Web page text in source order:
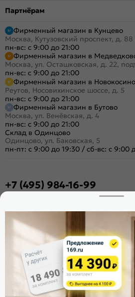
Партнёрам
Фирменный магазин в Кунцево
Москва, Кутузовский проспект, д. 88
пн-вс: с 9:00 до 21:00
Фирменный магазин в
Москва, ул. Осташковская, д. 22,
пн-вс: с 9:00 до 21:00
Фирменный магазин в Новокосино
Реутов, Носовихинское шоссе, д. 5
пн-вс: с 9:00 до 21:00
Фирменный магазин в Бутово
Москва, ул. Венёвская, д. 4
пн-вс: с 9:00 до 21:00
Склад в Одинцово
Одинцово, ул. Баковская, 5
пн-пт: с 9:00 до 19:30 / сб-вс: с 9:00
+7 (495) 984-16-99
Поделиться
Оцените магазин